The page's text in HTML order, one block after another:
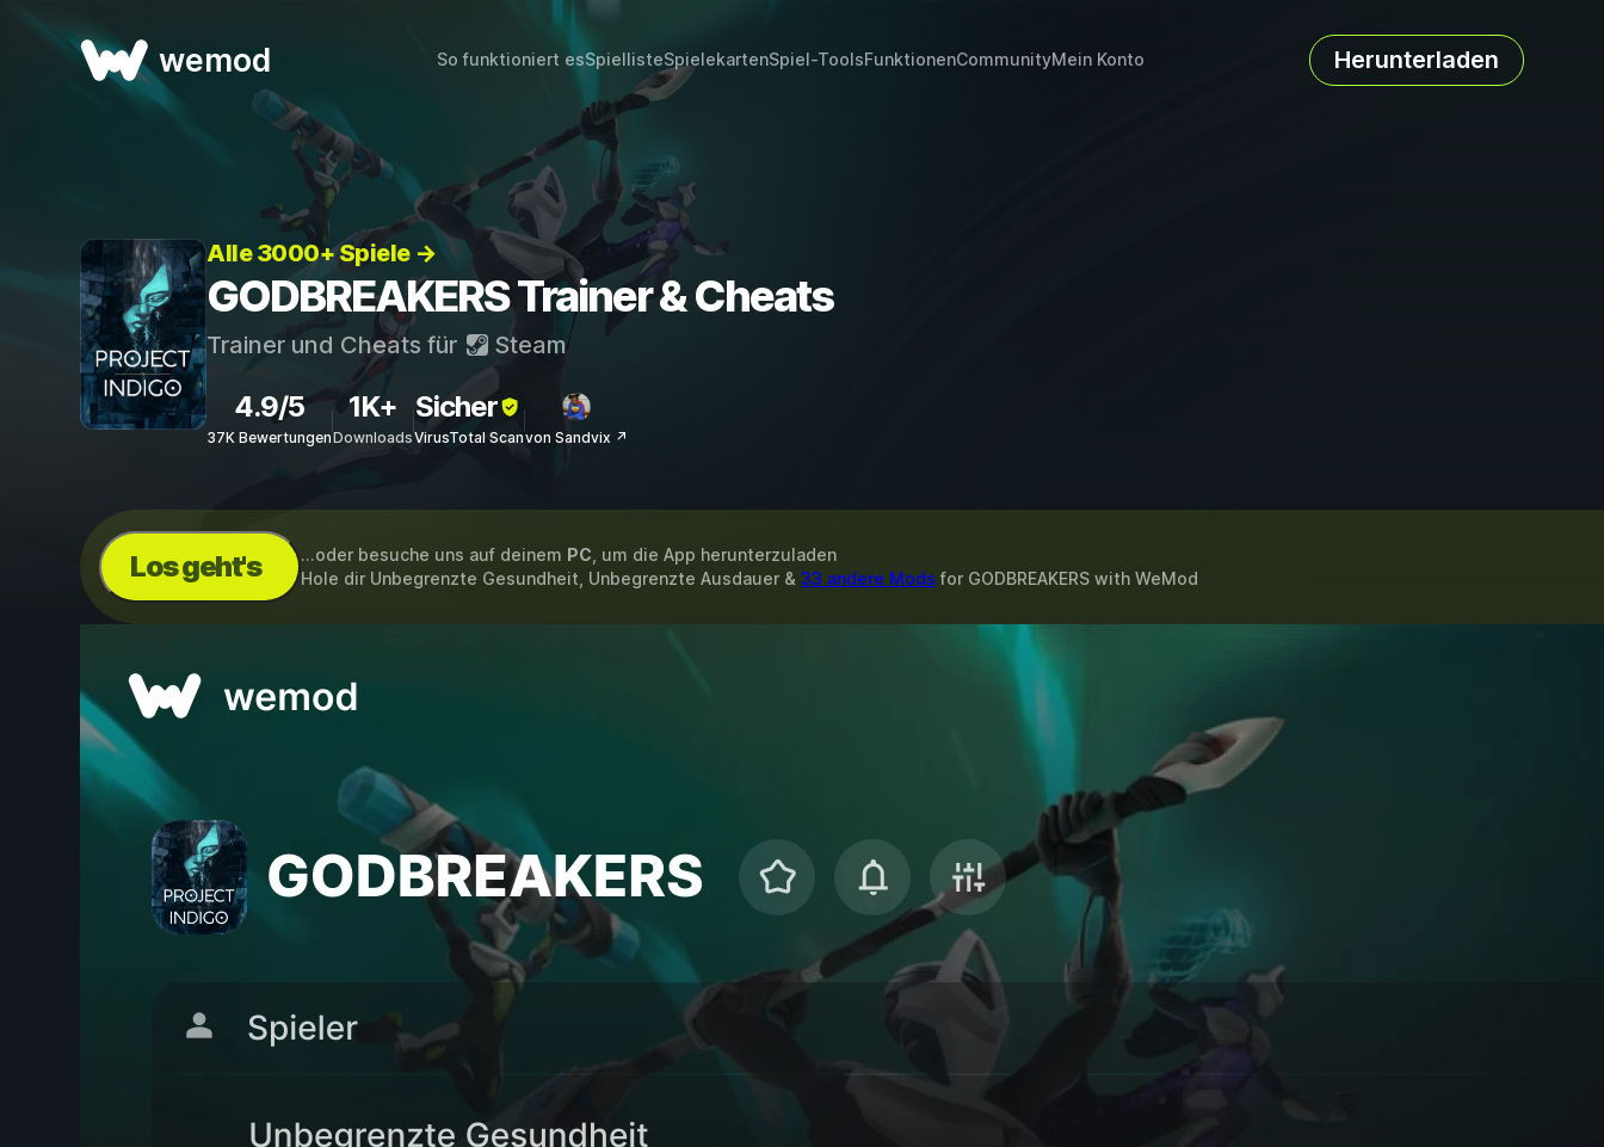
wemod So funktioniert esSpiellisteSpielekartenSpiel-ToolsFunktionenCommunityMein Konto Herunterladen
Alle 3000+ Spiele →
GODBREAKERS Trainer & Cheats
Trainer und Cheats für Steam
4.9/5
37K Bewertungen
1K+
Downloads
Sicher
VirusTotal Scanvon Sandvix ↗
Los geht's ...oder besuche uns auf deinem PC , um die App herunterzuladen
Hole dir Unbegrenzte Gesundheit, Unbegrenzte Ausdauer & 33 andere Mods for GODBREAKERS with WeMod